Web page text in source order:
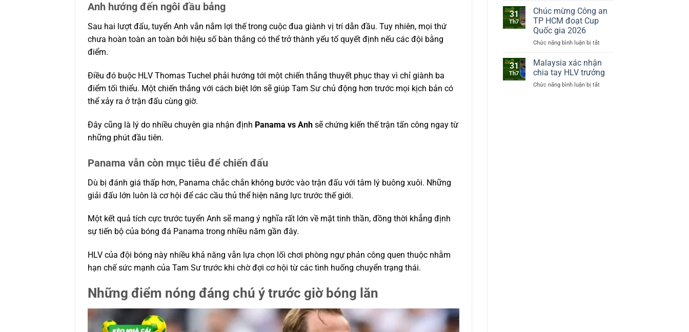
Anh hướng đến ngôi đầu bảng
Sau hai lượt đấu, tuyển Anh vẫn nắm lợi thế trong cuộc đua giành vị trí dẫn đầu. Tuy nhiên, mọi thứ
chưa hoàn toàn an toàn bởi hiệu số bàn thắng có thể trở thành yếu tố quyết định nếu các đội bằng
điểm.
Điều đó buộc HLV Thomas Tuchel phải hướng tới một chiến thắng thuyết phục thay vì chỉ giành ba
điểm tối thiểu. Một chiến thắng với cách biệt lớn sẽ giúp Tam Sư chủ động hơn trước mọi kịch bản có
thể xảy ra ở trận đấu cùng giờ.
Đây cũng là lý do nhiều chuyên gia nhận định Panama vs Anh sẽ chứng kiến thế trận tấn công ngay từ
những phút đầu tiên.
Panama vẫn còn mục tiêu để chiến đấu
Dù bị đánh giá thấp hơn, Panama chắc chắn không bước vào trận đấu với tâm lý buông xuôi. Những
giải đấu lớn luôn là cơ hội để các cầu thủ thể hiện năng lực trước thế giới.
Một kết quả tích cực trước tuyển Anh sẽ mang ý nghĩa rất lớn về mặt tinh thần, đồng thời khẳng định
sự tiến bộ của bóng đá Panama trong nhiều năm gần đây.
HLV của đội bóng này nhiều khả năng vẫn lựa chọn lối chơi phòng ngự phản công quen thuộc nhằm
hạn chế sức mạnh của Tam Sư trước khi chờ đợi cơ hội từ các tình huống chuyển trạng thái.
Những điểm nóng đáng chú ý trước giờ bóng lăn
thang
bố
Chủ
Real
31
Th7
Chúc mừng Công an
TP HCM đoạt Cup
Quốc gia 2026
Chức năng bình luận bị tắtở
mừng
an
TP
31
Th7
Malaysia xác nhận
chia tay HLV trưởng
Chức năng bình luận bị tắtở